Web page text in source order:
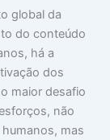
global da
do conteúdo
há a
dos
maior desafio
não
mas